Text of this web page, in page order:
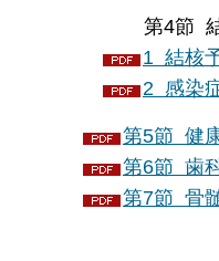
第4節 結
1 結核
2 感染
第5節 健
第6節 歯
第7節 骨